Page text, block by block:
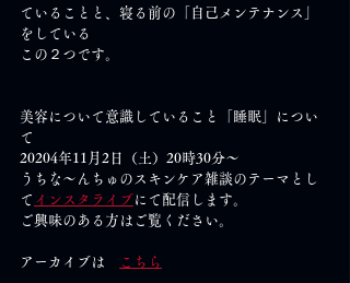
ていることと、寝る前の「自己メンテナンス」
をしている
この２つです。
美容について意識していること「睡眠」につい
て
20204年11月2日（土）20時30分～
うちな～んちゅのスキンケア雑談のテーマとし
て インスタライブにて配信します。
ご興味のある方はご覧ください。
アーカイブは こちら